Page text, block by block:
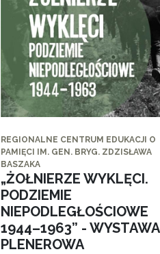
REGIONALNE CENTRUM EDUKACJI O
PAMIĘCI IM. GEN. BRYG. ZDZISŁAWA
BASZAKA
„ŻOŁNIERZE WYKLĘCI.
PODZIEMIE
NIEPODLEGŁOŚCIOWE
1944–1963” - WYSTAWA
PLENEROWA